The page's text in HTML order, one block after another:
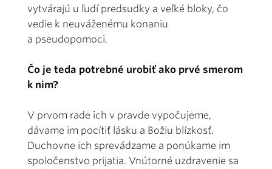
vytvárajú u ľudí predsudky a veľké bloky, čo
vedie k neuváženému konaniu
a pseudopomoci.
Čo je teda potrebné urobiť ako prvé smerom
k nim?
V prvom rade ich v pravde vypočujeme,
dávame im pocítiť lásku a Božiu blízkosť.
Duchovne ich sprevádzame a ponúkame im
spoločenstvo prijatia. Vnútorné uzdravenie sa